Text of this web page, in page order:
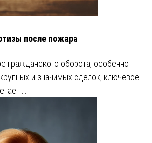
после пожара
гражданского оборота, особенно
и значимых сделок, ключевое
…